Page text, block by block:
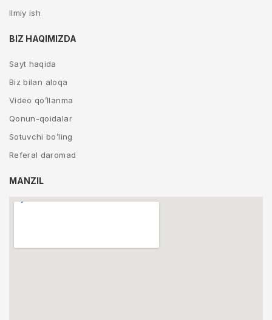
Ilmiy ish
BIZ HAQIMIZDA
Sayt haqida
Biz bilan aloqa
Video qo’llanma
Qonun-qoidalar
Sotuvchi bo’ling
Referal daromad
MANZIL